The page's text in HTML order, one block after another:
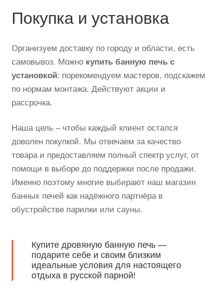
Покупка и установка
Организуем доставку по городу и области, есть
самовывоз. Можно купить банную печь с
установкой: порекомендуем мастеров, подскажем
по нормам монтажа. Действуют акции и
рассрочка.
Наша цель – чтобы каждый клиент остался
доволен покупкой. Мы отвечаем за качество
товара и предоставляем полный спектр услуг, от
помощи в выборе до поддержки после продажи.
Именно поэтому многие выбирают наш магазин
банных печей как надёжного партнёра в
обустройстве парилки или сауны.
Купите дровяную банную печь —
подарите себе и своим близким
идеальные условия для настоящего
отдыха в русской парной!